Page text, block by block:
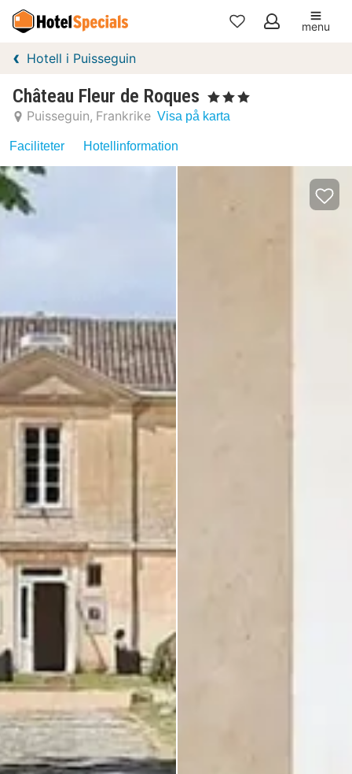
Mina
menu
Hotell i Puisseguin
Château Fleur de Roques , 3 Stjärnor
Puisseguin Frankrike Visa på karta
Faciliteter Hotellinformation